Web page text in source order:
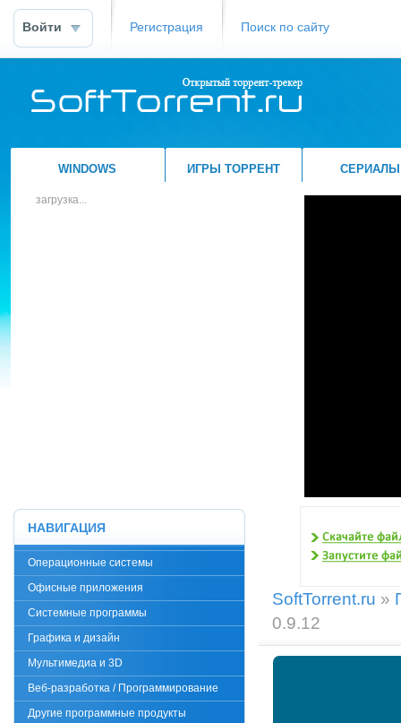
Войти Регистрация Поиск по сайту
WINDOWS ИГРЫ ТОРРЕНТ СЕРИАЛЫ
загрузка...
SoftTorrent.ru »
0.9.12
НАВИГАЦИЯ
Операционные системы
Офисные приложения
Системные программы
Графика и дизайн
Мультимедиа и 3D
Веб-разработка / Программирование
Другие программные продукты